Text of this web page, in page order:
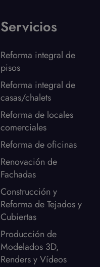
Servicios
Reforma integral de
pisos
Reforma integral de
casas/chalets
Reforma de locales
comerciales
Reforma de oficinas
Renovación de
Fachadas
Construcción y
Reforma de Tejados y
Cubiertas
Producción de
Modelados 3D,
Renders y Vídeos